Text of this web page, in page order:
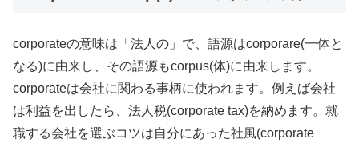
corporateの意味は「法人の」で、語源はcorporare(一体と
なる)に由来し、その語源もcorpus(体)に由来します。
corporateは会社に関わる事柄に使われます。例えば会社
は利益を出したら、法人税(corporate tax)を納めます。就
職する会社を選ぶコツは自分にあった社風(corporate